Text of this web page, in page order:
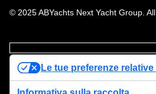
© 2025 ABYachts Next Yacht Group.
Le tue preferenze